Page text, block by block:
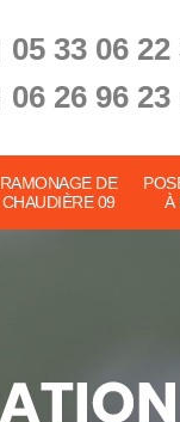
05 33 06 22
06 26 96 23
RAMONAGE DE
CHAUDIÈRE 09
À